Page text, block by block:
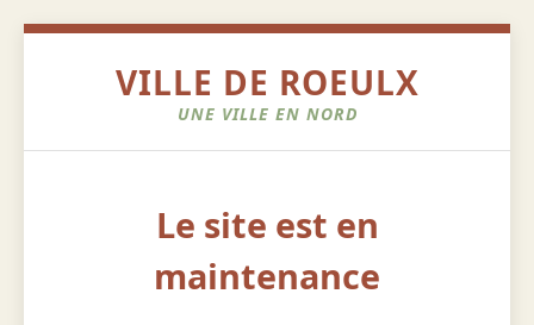
VILLE DE ROEULX
UNE VILLE EN NORD
Le site est en
maintenance